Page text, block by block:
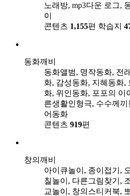
노래방, mp3다운 로그,
이
콘텐츠 1,155편 학습지
동화깨비
동화앨범, 명작동화, 전
화, 감성동화, 지혜동화,
화, 위인동화, 포포의 이
른생활인형극, 수수께
어동화
콘텐츠 919편
창의깨비
아이큐놀이, 종이접기,
칠놀이, 다른그림찾기,
교놀이, 창의스티커북,